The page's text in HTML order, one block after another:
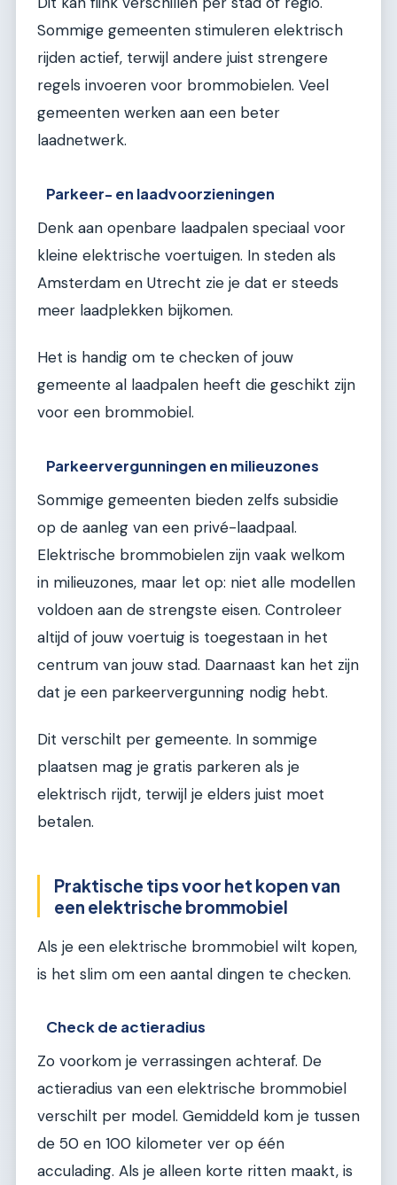
Sommige gemeenten stimuleren elektrisch
rijden actief, terwijl andere juist strengere
regels invoeren voor brommobielen. Veel
gemeenten werken aan een beter
laadnetwerk.
Parkeer- en laadvoorzieningen
Denk aan openbare laadpalen speciaal voor
kleine elektrische voertuigen. In steden als
Amsterdam en Utrecht zie je dat er steeds
meer laadplekken bijkomen.
Het is handig om te checken of jouw
gemeente al laadpalen heeft die geschikt zijn
voor een brommobiel.
Parkeervergunningen en milieuzones
Sommige gemeenten bieden zelfs subsidie
op de aanleg van een privé-laadpaal.
Elektrische brommobielen zijn vaak welkom
in milieuzones, maar let op: niet alle modellen
voldoen aan de strengste eisen. Controleer
altijd of jouw voertuig is toegestaan in het
centrum van jouw stad. Daarnaast kan het zijn
dat je een parkeervergunning nodig hebt.
Dit verschilt per gemeente. In sommige
plaatsen mag je gratis parkeren als je
elektrisch rijdt, terwijl je elders juist moet
betalen.
Praktische tips voor het kopen van
een elektrische brommobiel
Als je een elektrische brommobiel wilt kopen,
is het slim om een aantal dingen te checken.
Check de actieradius
Zo voorkom je verrassingen achteraf. De
actieradius van een elektrische brommobiel
verschilt per model. Gemiddeld kom je tussen
de 50 en 100 kilometer ver op één
acculading. Als je alleen korte ritten maakt, is